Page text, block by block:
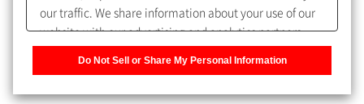
取扱説明書・Webinarなどの閲覧ができます。
うになります。
our traffic. We share information about your use of our
website with our advertising and analytics partners,
Do Not Sell or Share My Personal Information